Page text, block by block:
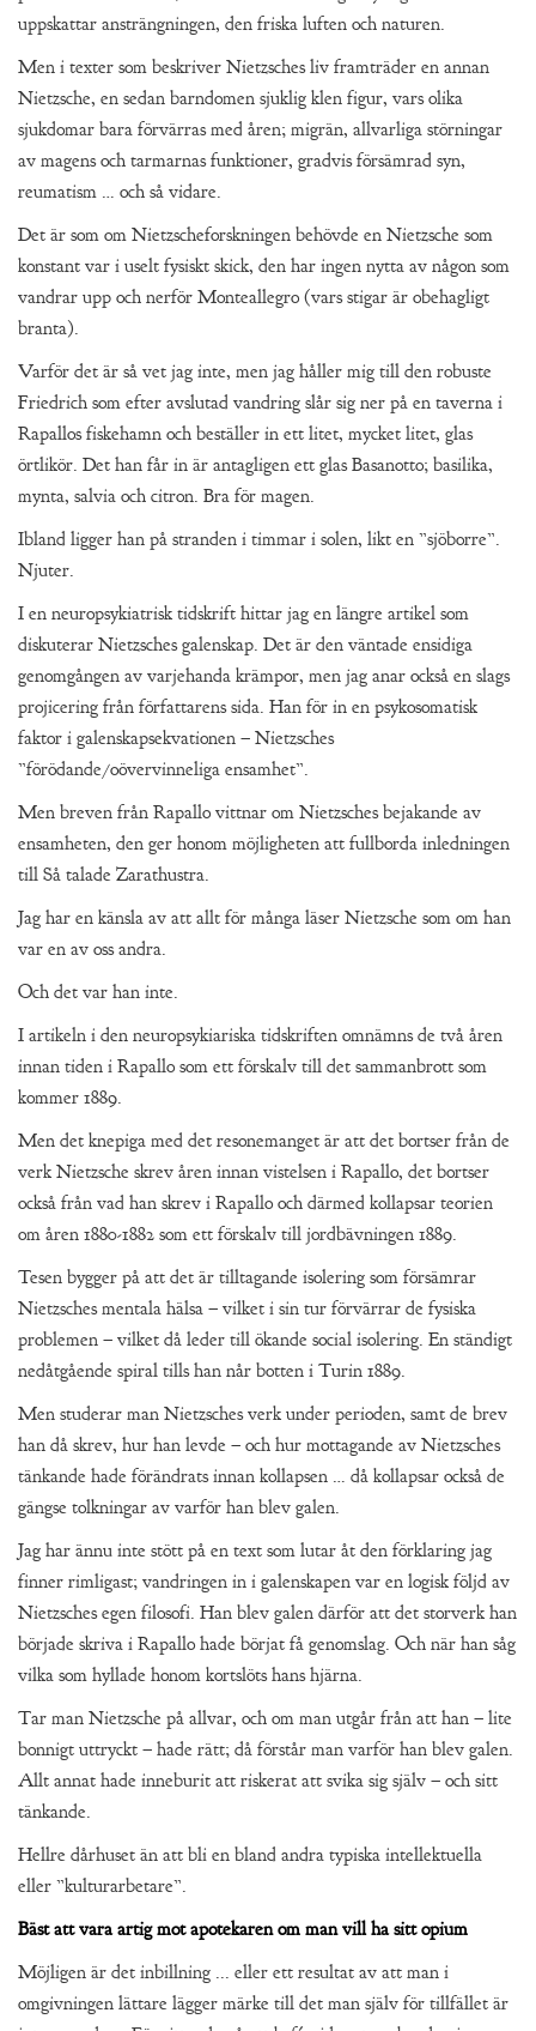
uppskattar ansträngningen, den friska luften och naturen.
Men i texter som beskriver Nietzsches liv framträder en annan
Nietzsche, en sedan barndomen sjuklig klen figur, vars olika
sjukdomar bara förvärras med åren; migrän, allvarliga störningar
av magens och tarmarnas funktioner, gradvis försämrad syn,
reumatism … och så vidare.
Det är som om Nietzscheforskningen behövde en Nietzsche som
konstant var i uselt fysiskt skick, den har ingen nytta av någon som
vandrar upp och nerför Monteallegro (vars stigar är obehagligt
branta).
Varför det är så vet jag inte, men jag håller mig till den robuste
Friedrich som efter avslutad vandring slår sig ner på en taverna i
Rapallos fiskehamn och beställer in ett litet, mycket litet, glas
örtlikör. Det han får in är antagligen ett glas Basanotto; basilika,
mynta, salvia och citron. Bra för magen.
Ibland ligger han på stranden i timmar i solen, likt en ”sjöborre”.
Njuter.
I en neuropsykiatrisk tidskrift hittar jag en längre artikel som
diskuterar Nietzsches galenskap. Det är den väntade ensidiga
genomgången av varjehanda krämpor, men jag anar också en slags
projicering från författarens sida. Han för in en psykosomatisk
faktor i galenskapsekvationen – Nietzsches
”förödande/oövervinneliga ensamhet”.
Men breven från Rapallo vittnar om Nietzsches bejakande av
ensamheten, den ger honom möjligheten att fullborda inledningen
till Så talade Zarathustra.
Jag har en känsla av att allt för många läser Nietzsche som om han
var en av oss andra.
Och det var han inte.
I artikeln i den neuropsykiariska tidskriften omnämns de två åren
innan tiden i Rapallo som ett förskalv till det sammanbrott som
kommer 1889.
Men det knepiga med det resonemanget är att det bortser från de
verk Nietzsche skrev åren innan vistelsen i Rapallo, det bortser
också från vad han skrev i Rapallo och därmed kollapsar teorien
om åren 1880-1882 som ett förskalv till jordbävningen 1889.
Tesen bygger på att det är tilltagande isolering som försämrar
Nietzsches mentala hälsa – vilket i sin tur förvärrar de fysiska
problemen – vilket då leder till ökande social isolering. En ständigt
nedåtgående spiral tills han når botten i Turin 1889.
Men studerar man Nietzsches verk under perioden, samt de brev
han då skrev, hur han levde – och hur mottagande av Nietzsches
tänkande hade förändrats innan kollapsen … då kollapsar också de
gängse tolkningar av varför han blev galen.
Jag har ännu inte stött på en text som lutar åt den förklaring jag
finner rimligast; vandringen in i galenskapen var en logisk följd av
Nietzsches egen filosofi. Han blev galen därför att det storverk han
började skriva i Rapallo hade börjat få genomslag. Och när han såg
vilka som hyllade honom kortslöts hans hjärna.
Tar man Nietzsche på allvar, och om man utgår från att han – lite
bonnigt uttryckt – hade rätt; då förstår man varför han blev galen.
Allt annat hade inneburit att riskerat att svika sig själv – och sitt
tänkande.
Hellre dårhuset än att bli en bland andra typiska intellektuella
eller ”kulturarbetare”.
Bäst att vara artig mot apotekaren om man vill ha sitt opium
Möjligen är det inbillning ... eller ett resultat av att man i
omgivningen lättare lägger märke till det man själv för tillfället är